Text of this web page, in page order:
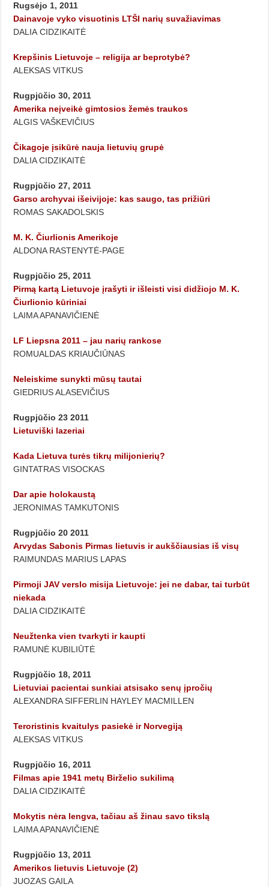
Rugsėjo 1, 2011
Dainavoje vyko visuotinis LTŠI narių suvažiavimas
DALIA CIDZIKAITĖ
Krepšinis Lietuvoje – religija ar beprotybė?
ALEKSAS VITKUS
Rugpjūčio 30, 2011
Amerika neįveikė gimtosios žemės traukos
ALGIS VAŠKEVIČIUS
Čikagoje įsikūrė nauja lietuvių grupė
DALIA CIDZIKAITĖ
Rugpjūčio 27, 2011
Garso archyvai išeivijoje: kas saugo, tas prižiūri
ROMAS SAKADOLSKIS
M. K. Čiurlionis Amerikoje
ALDONA RASTENYTĖ-PAGE
Rugpjūčio 25, 2011
Pirmą kartą Lietuvoje įrašyti ir išleisti visi didžiojo M. K.
Čiurlionio kūriniai
LAIMA APANAVIČIENĖ
LF Liepsna 2011 – jau narių rankose
ROMUALDAS KRIAUČIŪNAS
Neleiskime sunykti mūsų tautai
GIEDRIUS ALASEVIČIUS
Rugpjūčio 23 2011
Lietuviški lazeriai
Kada Lietuva turės tikrų milijonierių?
GINTATRAS VISOCKAS
Dar apie holokaustą
JERONIMAS TAMKUTONIS
Rugpjūčio 20 2011
Arvydas Sabonis Pirmas lietuvis ir aukščiausias iš visų
RAIMUNDAS MARIUS LAPAS
Pirmoji JAV verslo misija Lietuvoje: jei ne dabar, tai turbūt
niekada
DALIA CIDZIKAITĖ
Neužtenka vien tvarkyti ir kaupti
RAMUNĖ KUBILIŪTĖ
Rugpjūčio 18, 2011
Lietuviai pacientai sunkiai atsisako senų įpročių
ALEXANDRA SIFFERLIN HAYLEY MACMILLEN
Teroristinis kvaitulys pasiekė ir Norvegiją
ALEKSAS VITKUS
Rugpjūčio 16, 2011
Filmas apie 1941 metų Birželio sukilimą
DALIA CIDZIKAITĖ
Mokytis nėra lengva, tačiau aš žinau savo tikslą
LAIMA APANAVIČIENĖ
Rugpjūčio 13, 2011
Amerikos lietuvis Lietuvoje (2)
JUOZAS GAILA